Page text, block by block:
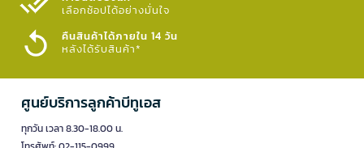
เลือกช้อปได้อย่างมั่นใจ​
คืนสินค้าได้ภายใน 14 วัน
หลังได้รับสินค้า*
ศูนย์บริการลูกค้าบีทูเอส
ทุกวัน เวลา 8.30-18.00 น.